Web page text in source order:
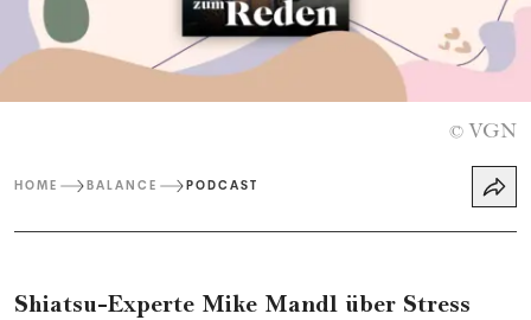
© VGN
HOME BALANCE PODCAST
Shiatsu-Experte Mike Mandl über Stress